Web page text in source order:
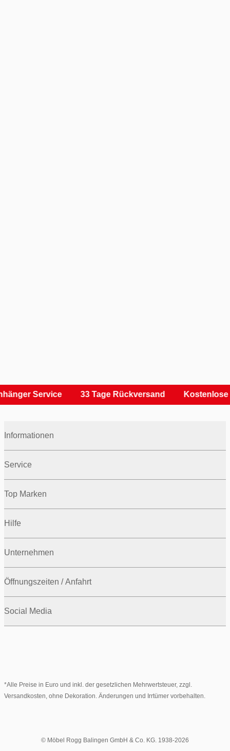
Service 33 Tage Rückversand Kostenlose
Informationen
Service
Top Marken
Hilfe
Unternehmen
Öffnungszeiten / Anfahrt
Social Media
*Alle Preise in Euro und inkl. der gesetzlichen Mehrwertsteuer, zzgl.
Versandkosten, ohne Dekoration. Änderungen und Irrtümer vorbehalten.
© Möbel Rogg Balingen GmbH & Co. KG. 1938-2026